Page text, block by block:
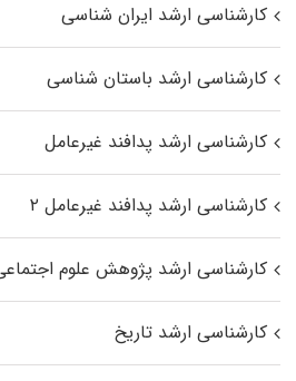
کارشناسی ارشد ایران شناسی
کارشناسی ارشد باستان شناسی
کارشناسی ارشد پدافند غیرعامل
کارشناسی ارشد پدافند غیرعامل ۲
کارشناسی ارشد پژوهش علوم
کارشناسی ارشد تاریخ